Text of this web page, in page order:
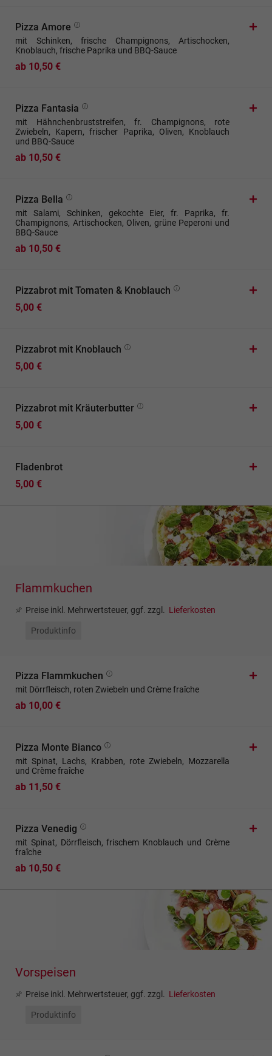
Pizza Amore
mit Schinken, frische Champignons, Artischocken,
Knoblauch, frische Paprika und BBQ-Sauce
ab 10,50 €
Pizza Fantasia
mit Hähnchenbruststreifen, fr. Champignons, rote
Zwiebeln, Kapern, frischer Paprika, Oliven, Knoblauch
und BBQ-Sauce
ab 10,50 €
Pizza Bella
mit Salami, Schinken, gekochte Eier, fr. Paprika, fr.
Champignons, Artischocken, Oliven, grüne Peperoni und
BBQ-Sauce
ab 10,50 €
Pizzabrot mit Tomaten & Knoblauch
5,00 €
Pizzabrot mit Knoblauch
5,00 €
Pizzabrot mit Kräuterbutter
5,00 €
Fladenbrot
5,00 €
Flammkuchen
Preise inkl. Mehrwertsteuer, ggf. zzgl. Lieferkosten
Produktinfo
Pizza Flammkuchen
mit Dörrfleisch, roten Zwiebeln und Crème fraîche
ab 10,00 €
Pizza Monte Bianco
mit Spinat, Lachs, Krabben, rote Zwiebeln, Mozzarella
und Crème fraîche
ab 11,50 €
Pizza Venedig
mit Spinat, Dörrfleisch, frischem Knoblauch und Crème
fraîche
ab 10,50 €
Vorspeisen
Preise inkl. Mehrwertsteuer, ggf. zzgl. Lieferkosten
Produktinfo